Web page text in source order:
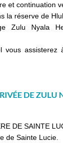
et continuation
la réserve de
Zulu Nyala
vous assisterez
DE
DE SAINTE
de Sainte Lucie.